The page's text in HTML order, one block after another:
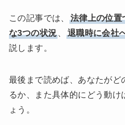
この記事では、 法律上の位置
な3つの状況、 退職時に会社
説します。
最後まで読めば、あなたがど
るか、また具体的にどう動け
ょう。